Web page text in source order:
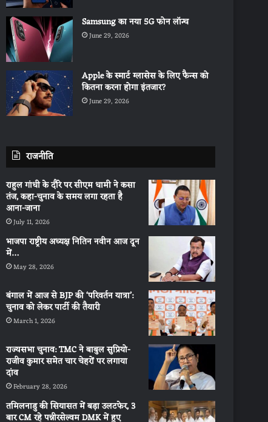
Samsung का नया 5G फोन लॉन्च
June 29, 2026
Apple के स्मार्ट ग्लासेस के लिए फैन्स को
कितना करना होगा इंतजार?
June 29, 2026
राजनीति
राहुल गांधी के दौरे पर सीएम धामी ने कसा
तंज, कहा-चुनाव के समय लगा रहता है
आना-जाना
July 11, 2026
भाजपा राष्ट्रीय अध्यक्ष नितिन नवीन आज दून
में…
May 28, 2026
बंगाल में आज से BJP की ‘परिवर्तन यात्रा’:
चुनाव को लेकर पार्टी की तैयारी
March 1, 2026
राज्यसभा चुनाव: TMC ने बाबुल सुप्रियो-
राजीव कुमार समेत चार चेहरों पर लगाया
दांव
February 28, 2026
तमिलनाडु की सियासत में बड़ा उलटफेर, 3
बार CM रहे पन्नीरसेल्वम DMK में हुए